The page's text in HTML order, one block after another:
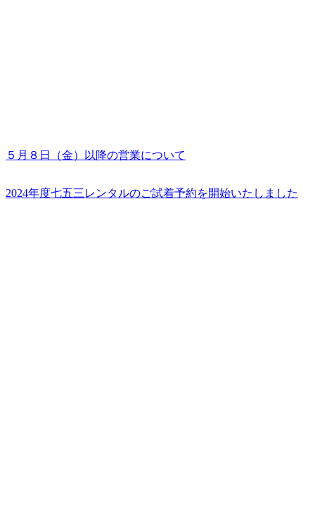
５月８日（金）以降の営業について
2024年度七五三レンタルのご試着予約を開始いたしました